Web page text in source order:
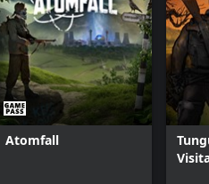
Atomfall